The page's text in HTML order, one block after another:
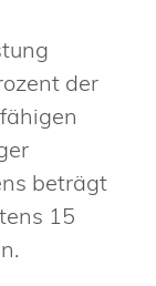
der
beträgt
15